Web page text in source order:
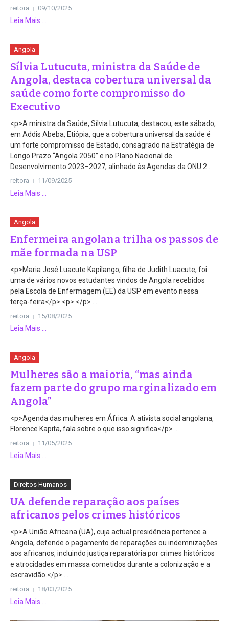
reitora 09/10/2025
Leia Mais ...
Angola
Sílvia Lutucuta, ministra da Saúde de
Angola, destaca cobertura universal da
saúde como forte compromisso do
Executivo
<p>A ministra da Saúde, Sílvia Lutucuta, destacou, este sábado,
em Addis Abeba, Etiópia, que a cobertura universal da saúde é
um forte compromisso de Estado, consagrado na Estratégia de
Longo Prazo “Angola 2050” e no Plano Nacional de
Desenvolvimento 2023–2027, alinhado às Agendas da ONU 2...
reitora 11/09/2025
Leia Mais ...
Angola
Enfermeira angolana trilha os passos de
mãe formada na USP
<p>Maria José Luacute Kapilango, filha de Judith Luacute, foi
uma de vários novos estudantes vindos de Angola recebidos
pela Escola de Enfermagem (EE) da USP em evento nessa
terça-feira</p> <p> </p> ...
reitora 15/08/2025
Leia Mais ...
Angola
Mulheres são a maioria, “mas ainda
fazem parte do grupo marginalizado em
Angola”
<p>Agenda das mulheres em África. A ativista social angolana,
Florence Kapita, fala sobre o que isso significa</p> ...
reitora 11/05/2025
Leia Mais ...
Direitos Humanos
UA defende reparação aos países
africanos pelos crimes históricos
<p>A União Africana (UA), cuja actual presidência pertence a
Angola, defende o pagamento de reparações ou indemnizações
aos africanos, incluindo justiça reparatória por crimes históricos
e atrocidades em massa cometidos durante a colonização e a
escravidão.</p> ...
reitora 18/03/2025
Leia Mais ...